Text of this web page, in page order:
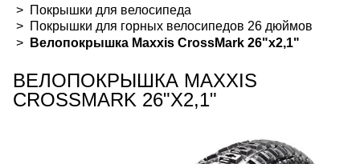
Покрышки для велосипеда
Покрышки для горных велосипедов 26 дюймов
Велопокрышка Maxxis CrossMark 26"х2,1"
ВЕЛОПОКРЫШКА MAXXIS
CROSSMARK 26"Х2,1"